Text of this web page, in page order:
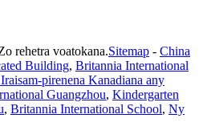
rehetra voatokana.Sitemap - China
Building, Britannia International
pirenena Kanadiana any
Guangzhou, Kindergarten
, Britannia International School, Ny